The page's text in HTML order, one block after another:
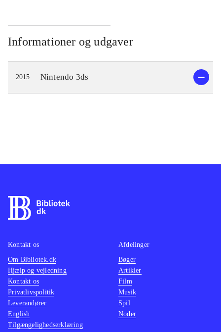
Informationer og udgaver
2015 Nintendo 3ds
Kontakt os
Om Bibliotek.dk
Hjælp og vejledning
Kontakt os
Privatlivspolitik
Leverandører
English
Tilgængelighedserklæring
Afdelinger
Bøger
Artikler
Film
Musik
Spil
Noder